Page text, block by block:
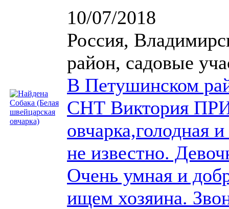
10/07/2018
Россия,
район, садовые
В Петушинском
СНТ Виктория
овчарка,голодная
не известно.
Очень умная и
ищем хозяина.